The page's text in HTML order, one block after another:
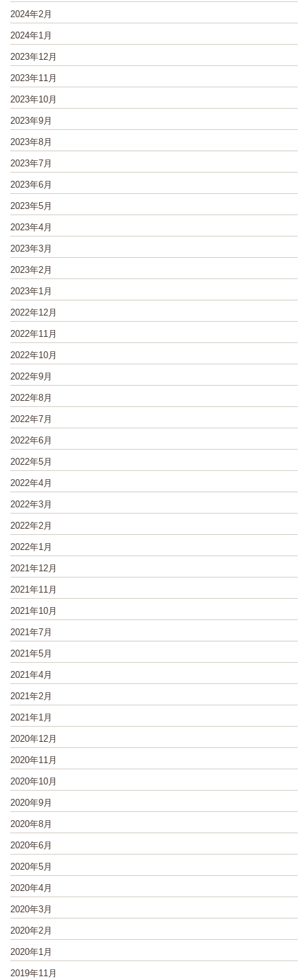
2024年2月
2024年1月
2023年12月
2023年11月
2023年10月
2023年9月
2023年8月
2023年7月
2023年6月
2023年5月
2023年4月
2023年3月
2023年2月
2023年1月
2022年12月
2022年11月
2022年10月
2022年9月
2022年8月
2022年7月
2022年6月
2022年5月
2022年4月
2022年3月
2022年2月
2022年1月
2021年12月
2021年11月
2021年10月
2021年7月
2021年5月
2021年4月
2021年2月
2021年1月
2020年12月
2020年11月
2020年10月
2020年9月
2020年8月
2020年6月
2020年5月
2020年4月
2020年3月
2020年2月
2020年1月
2019年11月